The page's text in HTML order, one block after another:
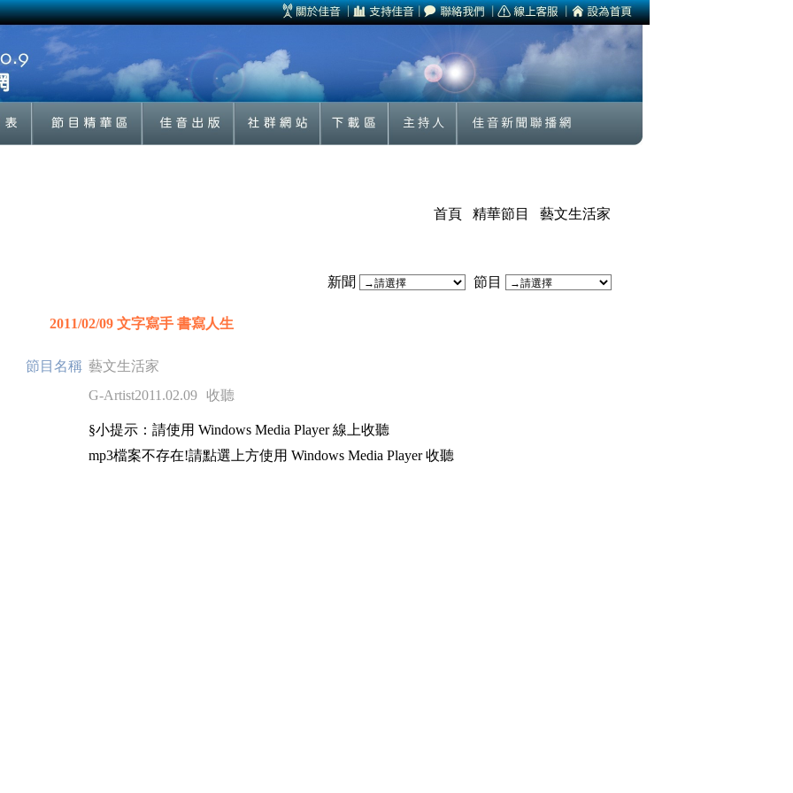
首頁 精華節目 藝文生活家
新聞 節目
2011/02/09 文字寫手 書寫人生
節目名稱 藝文生活家
G-Artist2011.02.09
收聽
§小提示：請使用 Windows Media Player 線上收聽
mp3檔案不存在!請點選上方使用 Windows Media Player 收聽